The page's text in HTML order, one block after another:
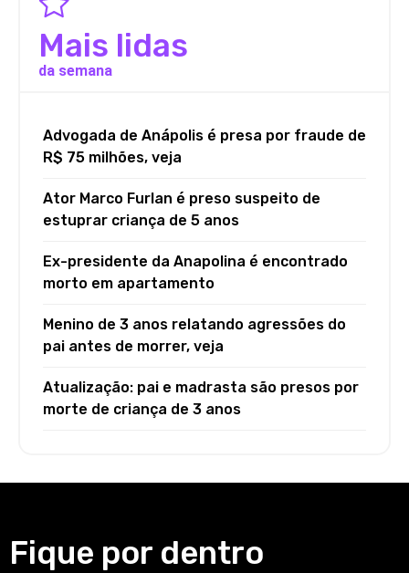
Mais lidas
da semana
Advogada de Anápolis é presa por fraude de
R$ 75 milhões, veja
Ator Marco Furlan é preso suspeito de
estuprar criança de 5 anos
Ex-presidente da Anapolina é encontrado
morto em apartamento
Menino de 3 anos relatando agressões do
pai antes de morrer, veja
Atualização: pai e madrasta são presos por
morte de criança de 3 anos
Fique por dentro